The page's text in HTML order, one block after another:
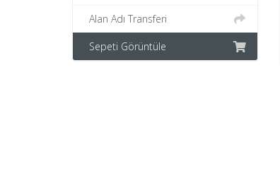
Alan Adı Transferi
Sepeti Görüntüle